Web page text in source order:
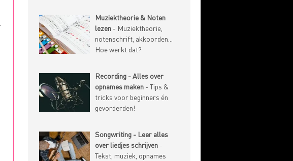
Muziektheorie & Noten
lezen - Muziektheorie,
notenschrift, akkoorden...
Hoe werkt dat?
Recording - Alles over
opnames maken - Tips &
tricks voor beginners én
gevorderden!
Songwriting - Leer alles
over liedjes schrijven -
Tekst, muziek, opnames